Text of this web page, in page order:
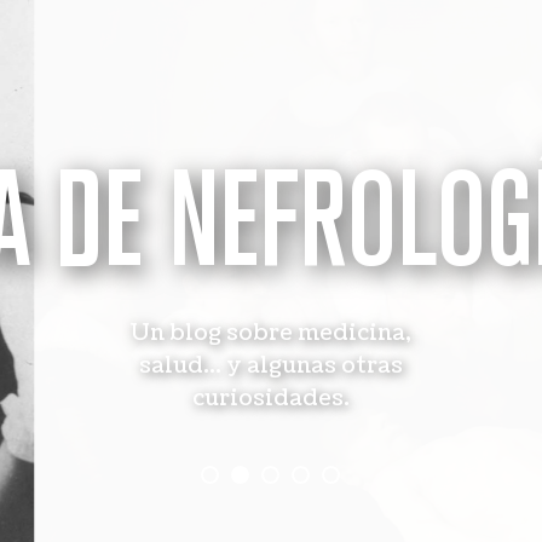
DE
Un blog sobre medicina,
salud... y algunas otras
curiosidades.